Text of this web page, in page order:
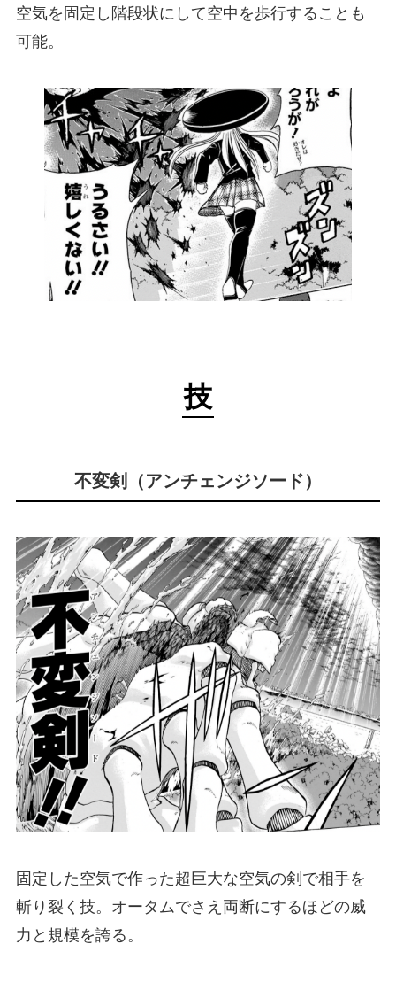
空気を固定し階段状にして空中を歩行することも
可能。
技
不変剣（アンチェンジソード）
固定した空気で作った超巨大な空気の剣で相手を
斬り裂く技。オータムでさえ両断にするほどの威
力と規模を誇る。